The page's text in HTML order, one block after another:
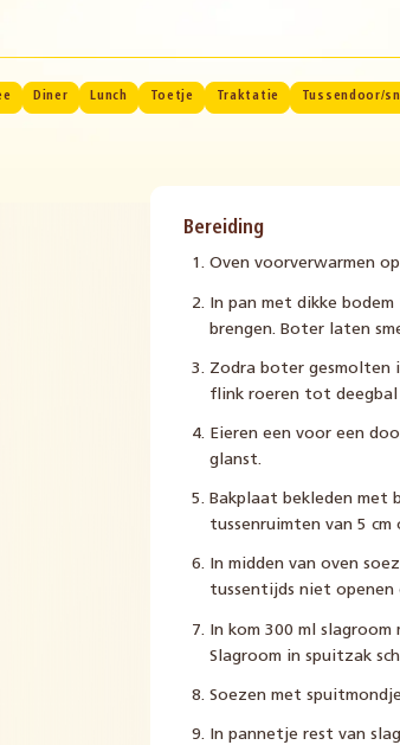
Diner Lunch Toetje Traktatie Tussendoor/
Bereiding
Oven voorverwarmen op
In pan met dikke
brengen. Boter laten
Zodra boter gesmolten
flink roeren tot deegbal
Eieren een voor een
glanst.
Bakplaat bekleden met
tussenruimten van 5 cm
In midden van oven
tussentijds niet openen
In kom 300 ml
Slagroom in spuitzak
Soezen met
In pannetje rest van